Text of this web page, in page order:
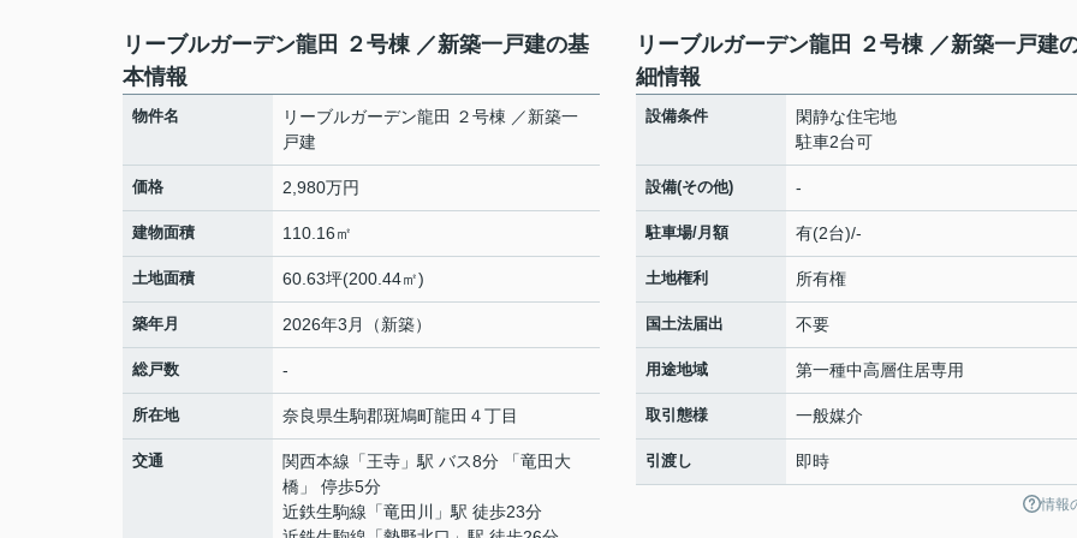
リーブルガーデン龍田 ２号棟 ／新築一戸建の基
本情報
物件名
リーブルガーデン龍田 ２号棟 ／新築一
戸建
価格 2,980万円
建物面積 110.16㎡
土地面積 60.63坪(200.44㎡)
築年月 2026年3月（新築）
総戸数 -
所在地 奈良県生駒郡斑鳩町龍田 ４丁目
交通 関西本線 「王寺 」駅 バス8分 「竜田大
橋」 停歩5分
近鉄生駒線 「竜田川
」駅 徒歩23分
リーブルガーデン龍田 ２号棟 ／新築一戸建
細情報
設備条件
閑静な住宅地
駐車2台可
設備(その他) -
駐車場/月額 有(2台)/-
土地権利 所有権
国土法届出 不要
用途地域 第一種中高層住居専用
取引態様 一般媒介
引渡し 即時
情報